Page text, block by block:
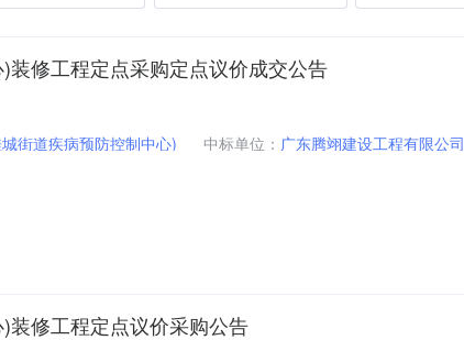
修工程定点采购定点议价成交公告
街道疾病预防控制中心) 中标单位： 广东腾翊建设工程有限公司
装修工程定点议价采购公告